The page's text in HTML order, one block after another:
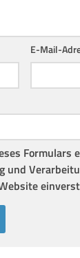
E-Mail-
Formulars
und